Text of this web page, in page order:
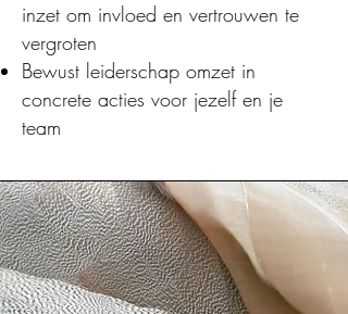
inzet om invloed en vertrouwen te
vergroten
Bewust leiderschap omzet in
concrete acties voor jezelf en je
team